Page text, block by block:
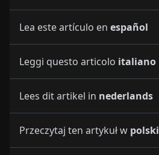
Lea este artículo en español
Leggi questo articolo italiano
Lees dit artikel in nederlands
Przeczytaj ten artykuł w polski